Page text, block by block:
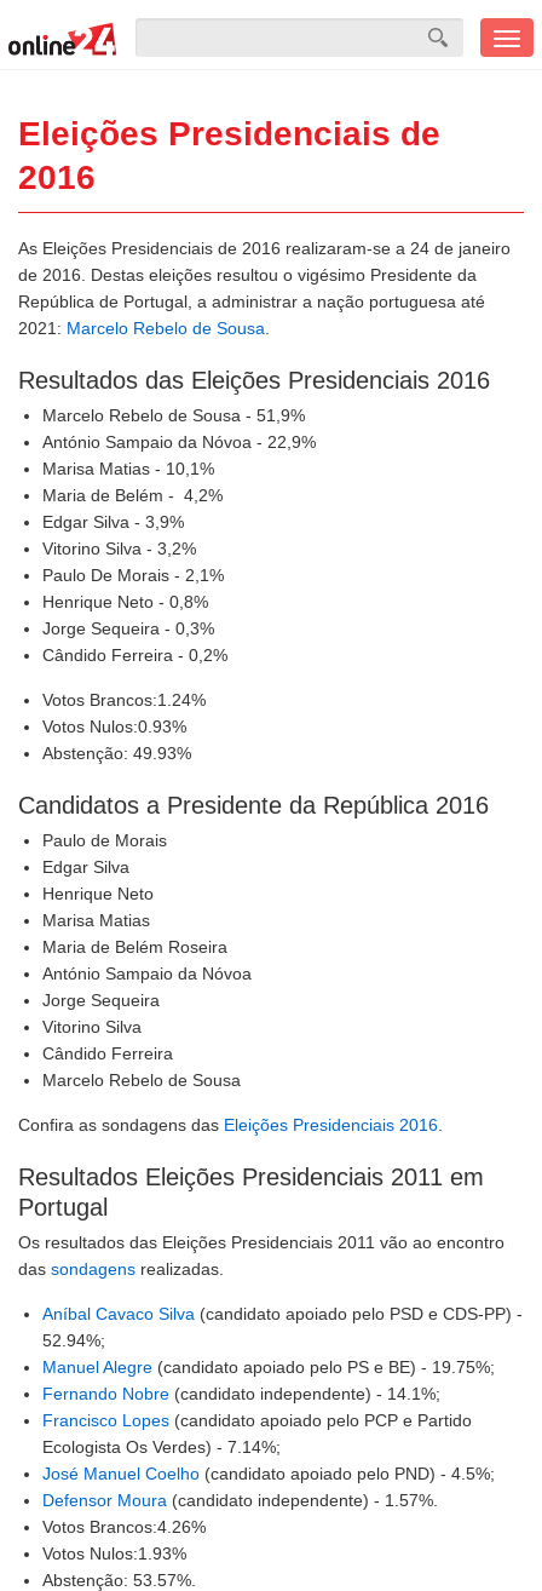
Eleições Presidenciais de
2016
As Eleições Presidenciais de 2016 realizaram-se a 24 de janeiro
de 2016. Destas eleições resultou o vigésimo Presidente da
República de Portugal, a administrar a nação portuguesa até
2021: Marcelo Rebelo de Sousa
Resultados das Eleições Presidenciais 2016
Marcelo Rebelo de Sousa - 51,9%
António Sampaio da Nóvoa - 22,9%
Marisa Matias - 10,1%
Maria de Belém - 4,2%
Edgar Silva - 3,9%
Vitorino Silva - 3,2%
Paulo De Morais - 2,1%
Henrique Neto - 0,8%
Jorge Sequeira - 0,3%
Cândido Ferreira - 0,2%
Votos Brancos:1.24%
Votos Nulos:0.93%
Abstenção: 49.93%
Candidatos a Presidente da República 2016
Paulo de Morais
Edgar Silva
Henrique Neto
Marisa Matias
Maria de Belém Roseira
António Sampaio da Nóvoa
Jorge Sequeira
Vitorino Silva
Cândido Ferreira
Marcelo Rebelo de Sousa
Confira as sondagens das Eleições Presidenciais 2016
Resultados Eleições Presidenciais 2011 em
Portugal
Os resultados das Eleições Presidenciais 2011 vão ao encontro
das sondagens realizadas.
Aníbal Cavaco Silva (candidato apoiado pelo PSD e CDS-PP) -
52.94%;
Manuel Alegre (candidato apoiado pelo PS e BE) - 19.75%;
Fernando Nobre (candidato independente) - 14.1%;
Francisco Lopes (candidato apoiado pelo PCP e Partido
Ecologista Os Verdes) - 7.14%;
José Manuel Coelho (candidato apoiado pelo PND) - 4.5%;
Defensor Moura (candidato independente) - 1.57%.
Votos Brancos:4.26%
Votos Nulos:1.93%
Abstenção: 53.57%.